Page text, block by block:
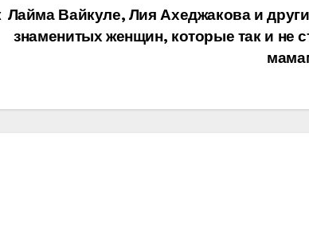
Лайма Вайкуле, Лия Ахеджакова и
знаменитых женщин, которые так и не